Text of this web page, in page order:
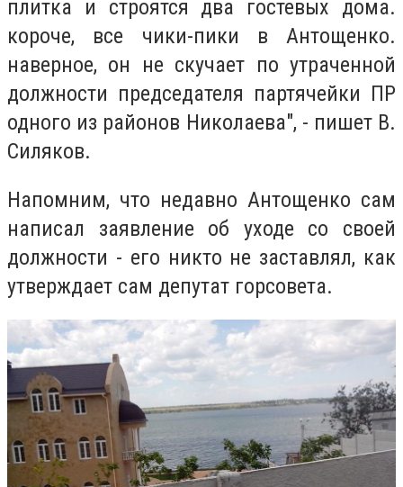
плитка и строятся два гостевых дома.
короче, все чики-пики в Антощенко.
наверное, он не скучает по утраченной
должности председателя партячейки ПР
одного из районов Николаева", - пишет В.
Силяков.
Напомним, что недавно Антощенко сам
написал заявление об уходе со своей
должности - его никто не заставлял, как
утверждает сам депутат горсовета.